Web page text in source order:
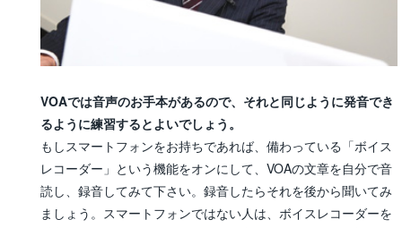
VOAでは音声のお手本があるので、それと同じように発音でき
るように練習するとよいでしょう。
もしスマートフォンをお持ちであれば、備わっている「ボイス
レコーダー」という機能をオンにして、VOAの文章を自分で音
読し、録音してみて下さい。録音したらそれを後から聞いてみ
ましょう。スマートフォンではない人は、ボイスレコーダーを